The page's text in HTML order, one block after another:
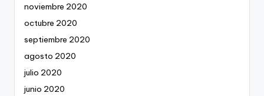
noviembre 2020
octubre 2020
septiembre 2020
agosto 2020
julio 2020
junio 2020